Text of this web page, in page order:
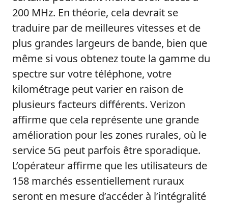
200 MHz. En théorie, cela devrait se
traduire par de meilleures vitesses et de
plus grandes largeurs de bande, bien que
même si vous obtenez toute la gamme du
spectre sur votre téléphone, votre
kilométrage peut varier en raison de
plusieurs facteurs différents. Verizon
affirme que cela représente une grande
amélioration pour les zones rurales, où le
service 5G peut parfois être sporadique.
L’opérateur affirme que les utilisateurs de
158 marchés essentiellement ruraux
seront en mesure d’accéder à l’intégralité